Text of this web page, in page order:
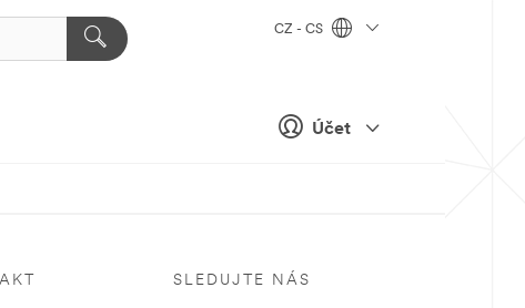
Účet
CZ - CS
SLEDUJTE NÁS